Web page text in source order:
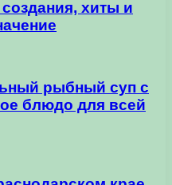
хиты и
рыбный суп с
блюдо для всей